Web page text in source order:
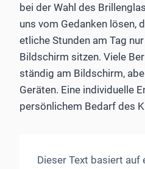
bei der Wahl des
uns vom Gedanken lösen,
etliche Stunden am Tag
Bildschirm sitzen. Viele
ständig am Bildschirm,
Geräten. Eine individuelle
persönlichem Bedarf des
Dieser Text basiert auf